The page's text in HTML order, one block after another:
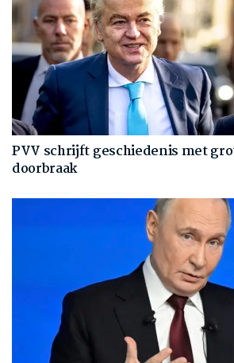
PVV schrijft geschiedenis met
doorbraak